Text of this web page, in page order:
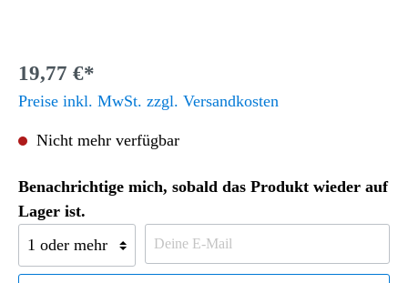
19,77 €*
Preise inkl. MwSt. zzgl. Versandkosten
Nicht mehr verfügbar
Benachrichtige mich, sobald das Produkt wieder auf
Lager ist.